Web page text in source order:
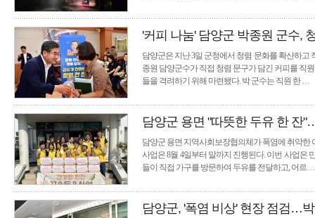
'커피 나눔' 담양군 박종원 군수,
담양군은 지난 3일 군청에서 청렴 문화를 확산하고
종원 담양군수가 직접 청렴 문구가 담긴 커피를 직
들을 격려하기 위해 마련됐다. 박 군수는 직원 한 …
담양군 용면 "따뜻한 두유 한 잔
담양군 용면 지역사회보장협의체가 폭염에 취약한
사업은 8월 4일부터 말까지 진행된다. 이번 사업은
들이 직접 가구를 방문하여 두유를 전달하고, 어르…
담양군, '폭염 비상' 현장 점검…